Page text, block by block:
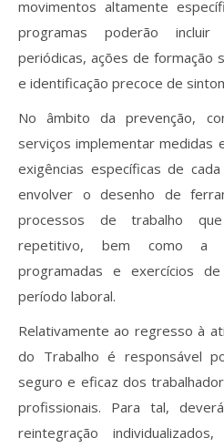
movimentos altamente
programas poderão incluir
periódicas, ações de formação
e identificação precoce de
No âmbito da prevenção,
serviços implementar medidas
exigências específicas de
envolver o desenho de
processos de trabalho
repetitivo, bem como a
programadas e exercícios
período laboral.
Relativamente ao regresso à
do Trabalho é responsável
seguro e eficaz dos
profissionais. Para tal,
reintegração